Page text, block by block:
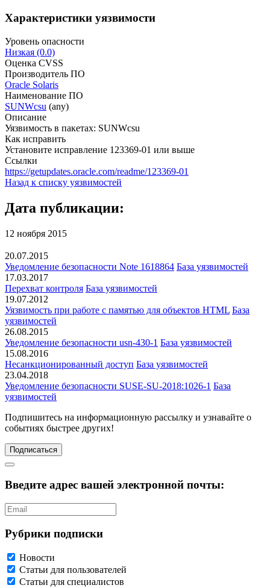
Характеристики уязвимости
Уровень опасности
Низкая (0.0)
Оценка CVSS
Производитель ПО
Oracle Solaris
Наименование ПО
SUNWcsu (any)
Описание
Уязвимость в пакетах: SUNWcsu
Как исправить
Установите исправление 123369-01 или выше
Ссылки
https://getupdates.oracle.com/readme/123369-01
Назад к списку уязвимостей
Дата публикации:
12 ноября 2015
20.07.2015
Уведомление безопасности Note 1618864 База уязвимостей
17.03.2017
Перехват контроля База уязвимостей
19.07.2012
Уязвимость при работе с памятью для объектов HTML База
уязвимостей
26.08.2015
Уведомление безопасности usn-430-1 База уязвимостей
15.08.2016
Несанкционированный доступ База уязвимостей
23.04.2018
Уведомление безопасности SUSE-SU-2018:1026-1 База
уязвимостей
Подпишитесь на информационную рассылку и узнавайте о
событиях быстрее других!
Подписаться
Введите адрес вашей электронной почты:
Рубрики подписки
Новости
Статьи для пользователей
Статьи для специалистов